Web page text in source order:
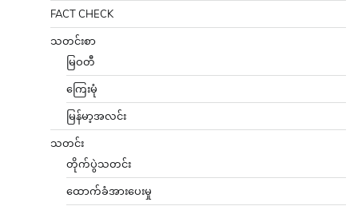
FACT CHECK
သတင်းစာ
မြဝတီ
ကြေးမုံ
မြန်မာ့အလင်း
သတင်း
တိုက်ပွဲသတင်း
ထောက်ခံအားပေးမှု